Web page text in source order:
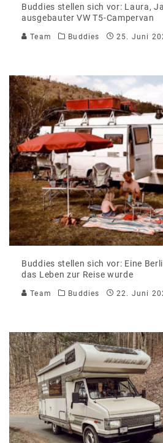
Buddies stellen sich vor: Laura,
ausgebauter VW T5-Campervan
Team Buddies 25. Juni
Buddies stellen sich vor: Eine
das Leben zur Reise wurde
Team Buddies 22. Juni